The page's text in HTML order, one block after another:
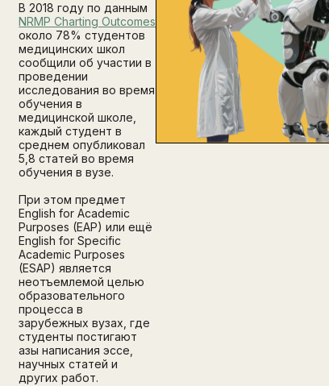
В 2018 году по данным
NRMP Charting Outcomes
около 78% студентов
медицинских школ
сообщили об участии в
проведении
исследования во время
обучения в
медицинской школе,
каждый студент в
среднем опубликовал
5,8 статей во время
обучения в вузе.
При этом предмет
English for Academic
Purposes (EAP) или ещё
English for Specific
Academic Purposes
(ESAP) является
неотъемлемой целью
образовательного
процесса в
зарубежных вузах, где
студенты постигают
азы написания эссе,
научных статей и
других работ.